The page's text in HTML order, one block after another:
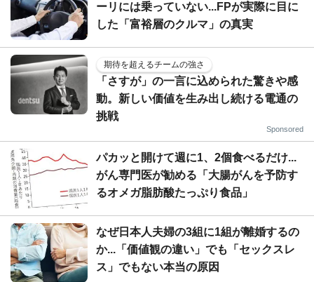
ーリには乗っていない...FPが実際に目に
した「富裕層のクルマ」の真実
期待を超えるチームの強さ
「さすが」の一言に込められた驚きや感
動。新しい価値を生み出し続ける電通の
挑戦
Sponsored
パカッと開けて週に1、2個食べるだけ...
がん専門医が勧める「大腸がんを予防す
るオメガ脂肪酸たっぷり食品」
なぜ日本人夫婦の3組に1組が離婚するの
か...「価値観の違い」でも「セックスレ
ス」でもない本当の原因